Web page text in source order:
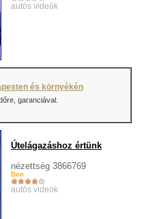
autós videók
és környékén
garanciával.
Útelágazáshoz értünk
nézettség 3866769
Don
autós videók